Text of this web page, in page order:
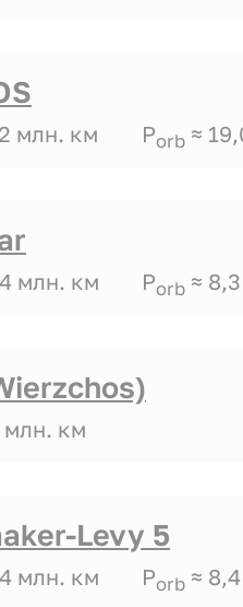
млн. км Porb ≈
млн. км Porb ≈ 8,3
млн. км
Levy 5
млн. км Porb ≈ 8,4